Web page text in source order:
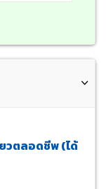
วตลอดชีพ (ได้